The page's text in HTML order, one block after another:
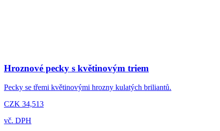
Hroznové pecky s květinovým triem
Pecky se třemi květinovými hrozny kulatých briliantů.
CZK 34,513
vč. DPH